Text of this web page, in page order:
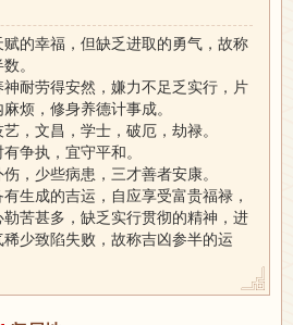
赋的幸福，但缺乏进取的勇气，故称
。
神耐劳得安然，嫌力不足乏实行，片
烦，修身养德计事成。
，文昌，学士，破厄，劫禄。
争执，宜守平和。
，少些病患，三才善者安康。
生成的吉运，自应享受富贵福禄，
勒苦甚多，缺乏实行贯彻的精神，进
稀少致陷失败，故称吉凶参半的运